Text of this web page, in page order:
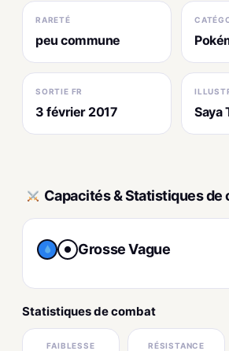
RARETÉ
peu commune
SORTIE FR
3 février 2017 Saya
Capacités & Statistiques de
● Grosse Vague
Statistiques de combat
FAIBLESSE RÉSISTANCE